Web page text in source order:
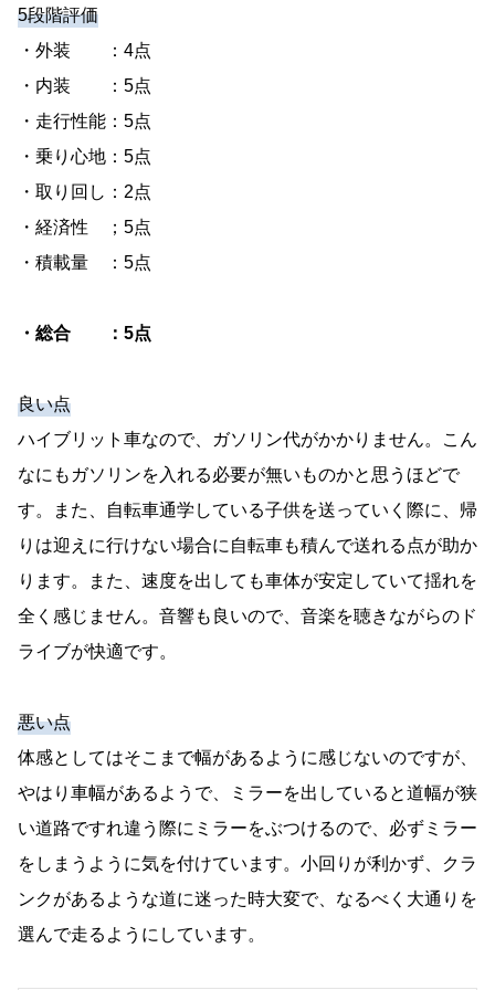
5段階評価
・外装 ：4点
・内装 ：5点
・走行性能：5点
・乗り心地：5点
・取り回し：2点
・経済性 ；5点
・積載量 ：5点
・総合 ：5点
良い点
ハイブリット車なので、ガソリン代がかかりません。こん
なにもガソリンを入れる必要が無いものかと思うほどで
す。また、自転車通学している子供を送っていく際に、帰
りは迎えに行けない場合に自転車も積んで送れる点が助か
ります。また、速度を出しても車体が安定していて揺れを
全く感じません。音響も良いので、音楽を聴きながらのド
ライブが快適です。
悪い点
体感としてはそこまで幅があるように感じないのですが、
やはり車幅があるようで、ミラーを出していると道幅が狭
い道路ですれ違う際にミラーをぶつけるので、必ずミラー
をしまうように気を付けています。小回りが利かず、クラ
ンクがあるような道に迷った時大変で、なるべく大通りを
選んで走るようにしています。